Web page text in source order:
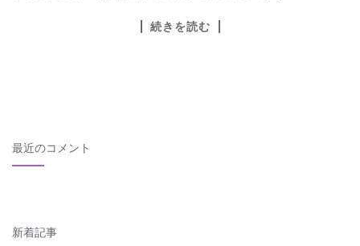
続きを読む
最近のコメント
新着記事